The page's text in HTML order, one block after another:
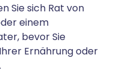
Sie sich Rat von
einem
bevor Sie
Ernährung oder